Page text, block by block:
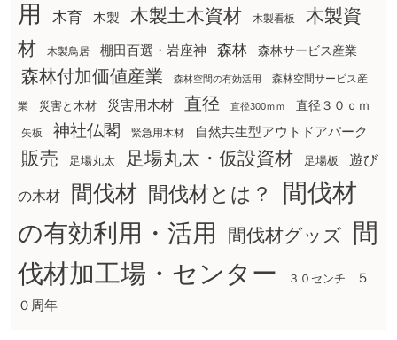
用
木育 木製 木製土木資材 木製看板
木製資
材
木製鳥居 棚田百選・岩座神 森林 森林サービス産業
森林付加価値産業 森林空間の有効活用 森林空間サービス産
業 災害と木材 災害用木材 直径 直径300ｍｍ 直径３０ｃｍ
矢板 神社仏閣 緊急用木材 自然共生型アウトドアパーク
販売 足場丸太 足場丸太・仮設資材 足場板 遊び
の木材 間伐材 間伐材とは？
間伐材
の有効利用・活用
間伐材グッズ
間
伐材加工場・センター
３０センチ
５
０周年